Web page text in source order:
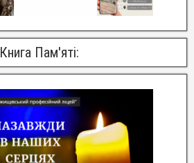
Книга Пам'яті: